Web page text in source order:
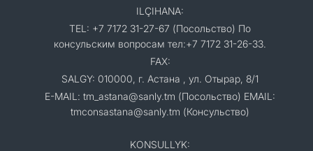
ILÇIHANA:
TEL: +7 7172 31-27-67 (Посольство) По
консульским вопросам тел:+7 7172 31-26-33.
FAX:
SALGY: 010000, г. Астана , ул. Отырар, 8/1
E-MAIL: tm_astana@sanly.tm (Посольство) EMAIL:
tmconsastana@sanly.tm (Консульство)
KONSULLYK: